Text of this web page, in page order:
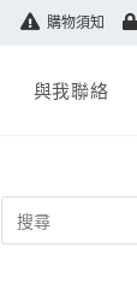
購物須知
與我聯絡